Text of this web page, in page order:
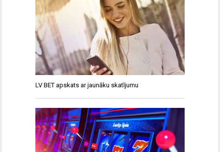
LV BET apskats ar jaunāku skatījumu